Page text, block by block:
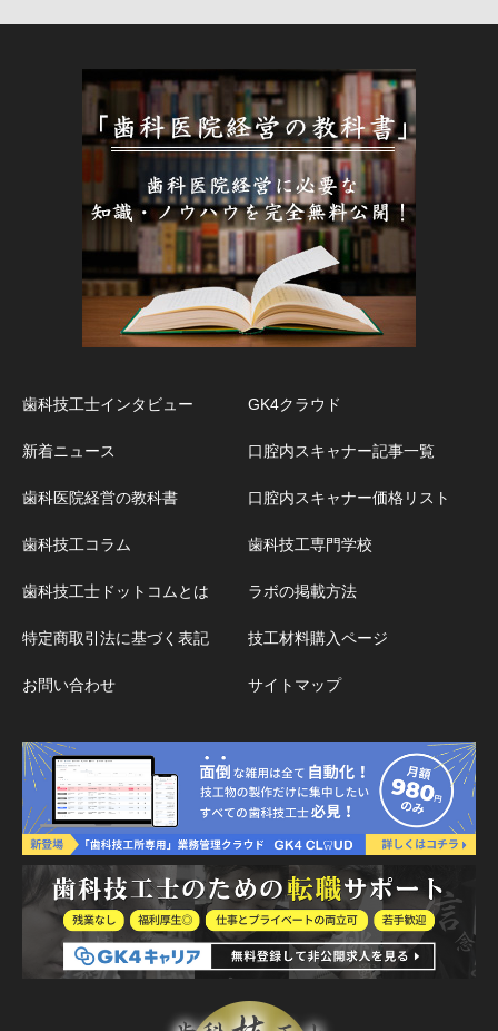
歯科技工士インタビュー
新着ニュース
歯科医院経営の教科書
歯科技工コラム
歯科技工士ドットコムとは
特定商取引法に基づく表記
お問い合わせ
GK4クラウド
口腔内スキャナー記事一覧
口腔内スキャナー価格リスト
歯科技工専門学校
ラボの掲載方法
技工材料購入ページ
サイトマップ